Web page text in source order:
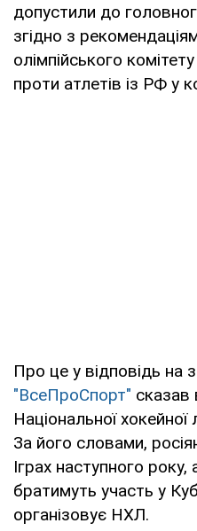
допустили до
згідно з
олімпійського
проти атлетів із РФ у
Про це у відповідь на
"ВсеПроСпорт" сказав
Національної
За його словами,
Іграх наступного
братимуть участь у
організовує НХЛ.